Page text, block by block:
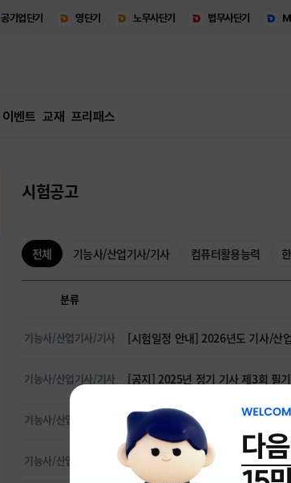
공기업단기 영단기 노무사단기 법무사단기
이벤트 교재 프리패스
시험공고
전체 기능사/산업기사/기사 컴퓨터활용능력
분류
기능사/산업기사/기사 [시험일정 안내] 2026년도 기사/산
기능사/산업기사/기사 [공지] 2025년 정기 기사 제3회 필
기능사/산업기사/기사 [공지] 2025년 정기 기사 제3회 필기
기능사/산업기사/기사 [공지] 국가자격검정 인정신분증
다